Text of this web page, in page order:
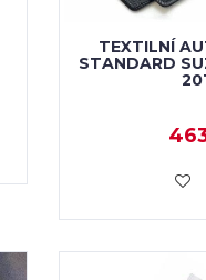
TEXTILNÍ
STANDARD